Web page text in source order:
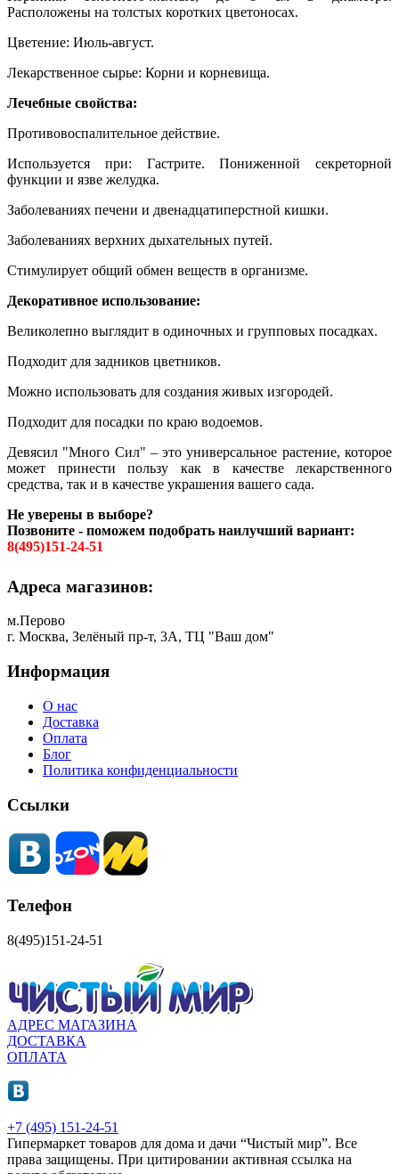
Расположены на толстых коротких цветоносах.
Цветение: Июль-август.
Лекарственное сырье: Корни и корневища.
Лечебные свойства:
Противовоспалительное действие.
Используется при: Гастрите. Пониженной секреторной
функции и язве желудка.
Заболеваниях печени и двенадцатиперстной кишки.
Заболеваниях верхних дыхательных путей.
Стимулирует общий обмен веществ в организме.
Декоративное использование:
Великолепно выглядит в одиночных и групповых посадках.
Подходит для задников цветников.
Можно использовать для создания живых изгородей.
Подходит для посадки по краю водоемов.
Девясил "Много Сил" – это универсальное растение, которое
может принести пользу как в качестве лекарственного
средства, так и в качестве украшения вашего сада.
Не уверены в выборе?
Позвоните - поможем подобрать наилучший вариант:
8(495)151-24-51
Адреса магазинов:
м.Перово
г. Москва, Зелёный пр-т, 3А, ТЦ "Ваш дом"
Информация
О нас
Доставка
Оплата
Блог
Политика конфиденциальности
Ссылки
Телефон
8(495)151-24-51
АДРЕС МАГАЗИНА
ДОСТАВКА
ОПЛАТА
+7 (495) 151-24-51
Гипермаркет товаров для дома и дачи “Чистый мир”. Все
права защищены. При цитировании активная ссылка на